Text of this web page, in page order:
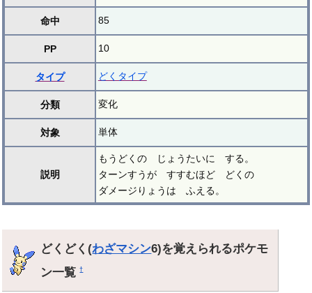
命中 85
PP 10
タイプ どくタイプ
分類 変化
対象 単体
説明
もうどくの じょうたいに する。
ターンすうが すすむほど どくの
ダメージりょうは ふえる。
どくどく(わざマシン6)を覚えられるポケモ
ン一覧†